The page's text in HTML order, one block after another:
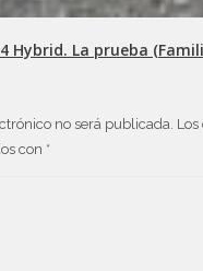
Hybrid. La prueba
no será publicada.
con *